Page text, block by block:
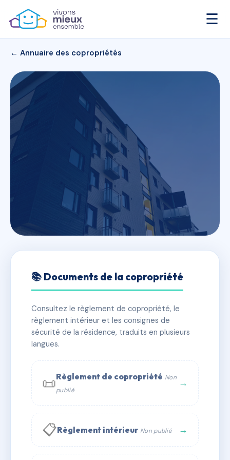
☰
← Annuaire des copropriétés
6 RUE DU GENERAL
MARCHAND
📍 6 av general marchand 44000 Nantes
✓ Immatriculée 🏠 22 lots 🏗 1 bâtiment(s)
📞 Contacter Syndic Digital 💬 WhatsApp
✉ Email
📚 Documents de la copropriété
Consultez le règlement de copropriété, le
règlement intérieur et les consignes de
sécurité de la résidence, traduits en plusieurs
langues.
📜Règlement de copropriété Non
publié
→
📋Règlement intérieur Non publié →